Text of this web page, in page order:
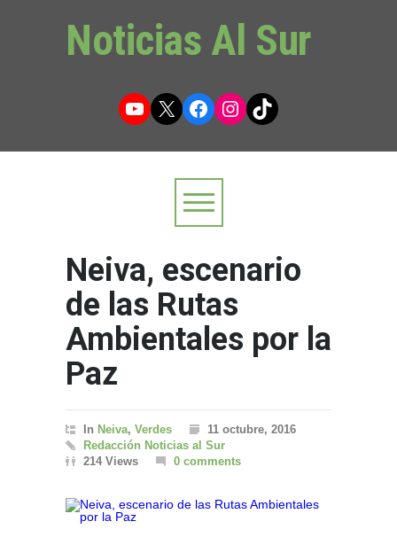
Noticias Al Sur
YouTube
X Facebook
Instagram
TikTok
Neiva, escenario
de las Rutas
Ambientales por la
Paz
In Neiva, Verdes
11 octubre, 2016
Redacción Noticias al Sur
214 Views
0 comments